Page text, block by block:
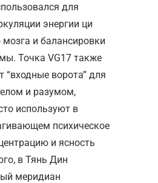
для
энергии ци
мозга и балансировки
Точка VG17 также
“входные ворота” для
и разумом,
используют в
психическое
и ясность
в Тянь Дин
меридиан